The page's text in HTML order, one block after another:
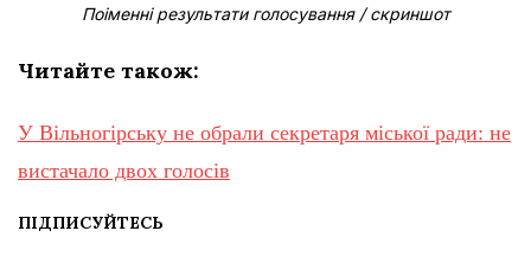
Поіменні результати голосування / скриншот
Читайте також:
У Вільногірську не обрали секретаря міської ради: не
вистачало двох голосів
ПІДПИСУЙТЕСЬ